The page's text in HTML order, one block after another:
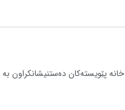
خانە پێویستەکان دەستنیشانکراون بە